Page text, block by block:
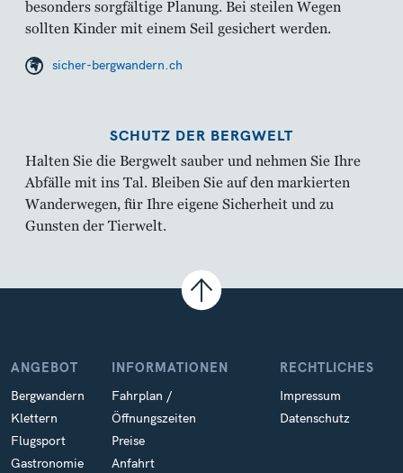
besonders sorgfältige Planung. Bei steilen Wegen
sollten Kinder mit einem Seil gesichert werden.
sicher-bergwandern.ch
SCHUTZ DER BERGWELT
Halten Sie die Bergwelt sauber und nehmen Sie Ihre
Abfälle mit ins Tal. Bleiben Sie auf den markierten
Wanderwegen, für Ihre eigene Sicherheit und zu
Gunsten der Tierwelt.
ANGEBOT
Bergwandern
Klettern
Flugsport
Gastronomie
INFORMATIONEN
Fahrplan /
Öffnungszeiten
Preise
Anfahrt
RECHTLICHES
Impressum
Datenschutz